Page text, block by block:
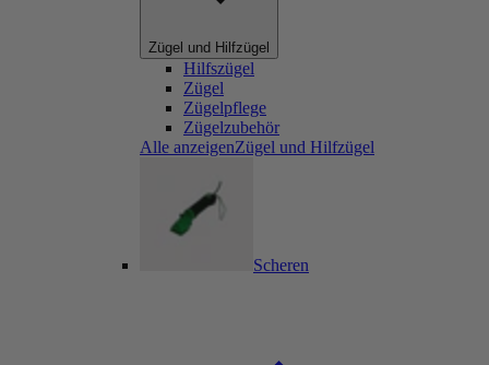
Zügel und Hilfzügel
Hilfszügel
Zügel
Zügelpflege
Zügelzubehör
Alle anzeigenZügel und Hilfzügel
Scheren